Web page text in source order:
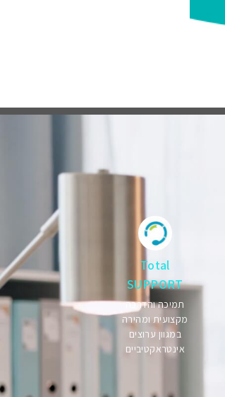
Total
SUPPORT
תמיכה והדרכה
מקצועית ומהירה
במגוון ערוצים
אינטראקטיביים